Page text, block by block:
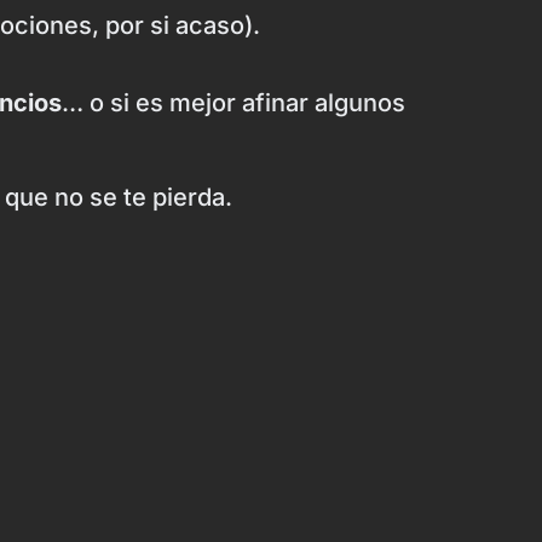
por si acaso).
… o si es mejor afinar algunos
no se te pierda.